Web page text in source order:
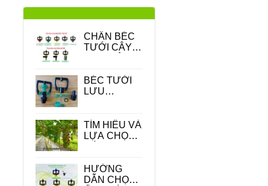
CHÂN BÉC
TƯỚI CÂY -
TRONG
TRONG HỆ
BÉC TƯỚI
LƯU
TÌM HIỂU VÀ
LỰA CHỌN
CÂY ĂN
QUẢ PHÙ
HƯỚNG
DẪN CHỌN